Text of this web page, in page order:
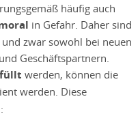
häufig auch
in Gefahr. Daher sind
zwar sowohl bei neuen
Geschäftspartnern.
werden, können die
werden. Diese